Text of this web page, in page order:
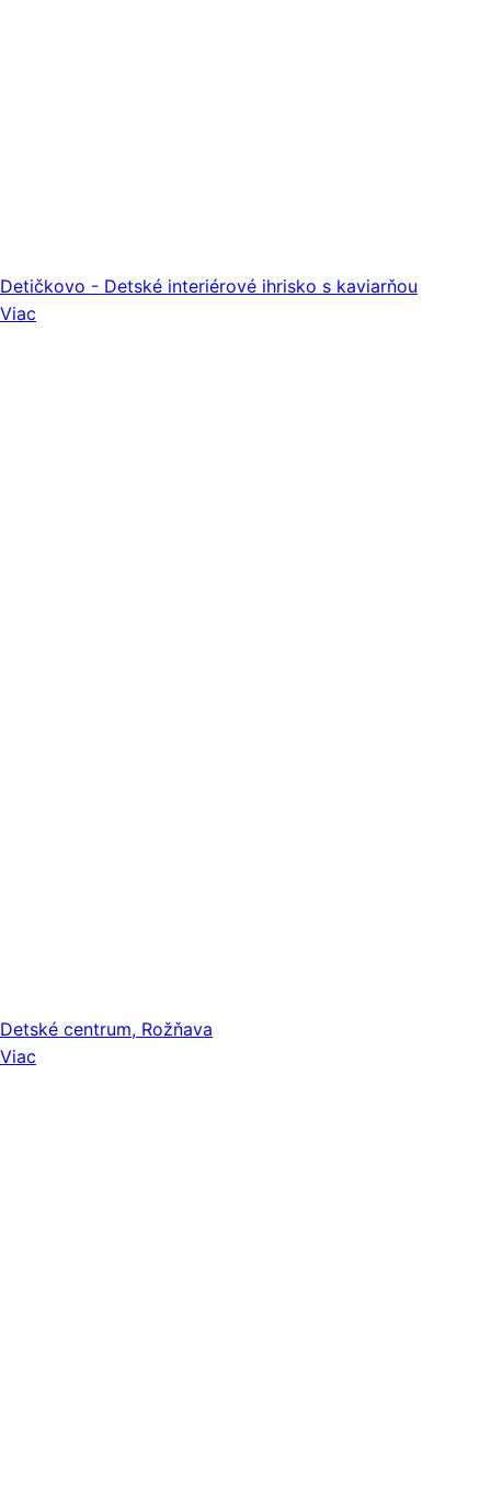
Detičkovo - Detské interiérové ihrisko s kaviarňou
Viac
Detské centrum, Rožňava
Viac